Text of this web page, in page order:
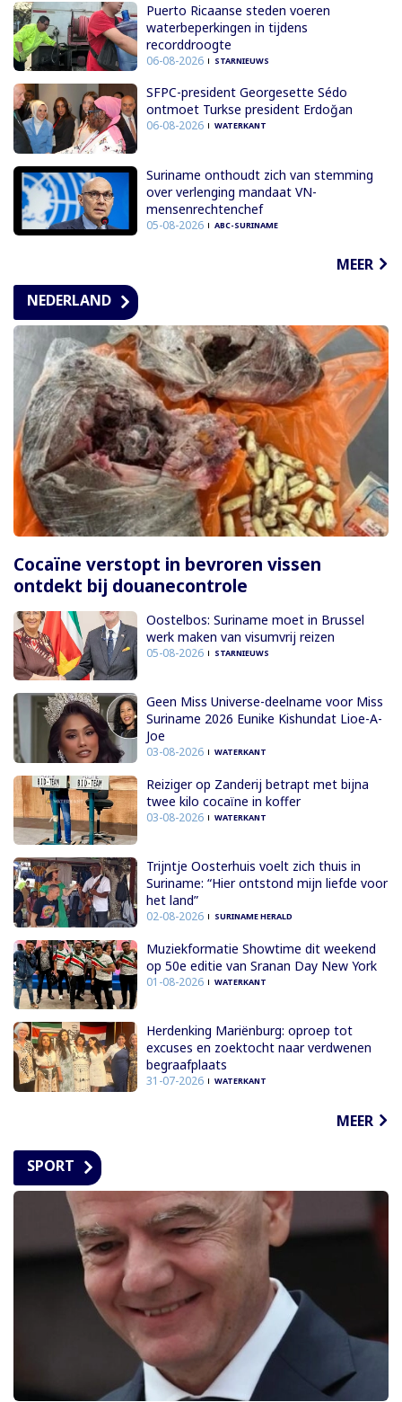
Puerto Ricaanse steden voeren
waterbeperkingen in tijdens
recorddroogte
06-08-2026 STARNIEUWS
SFPC-president Georgesette Sédo
ontmoet Turkse president Erdoğan
06-08-2026 WATERKANT
Suriname onthoudt zich van stemming
over verlenging mandaat VN-
mensenrechtenchef
05-08-2026 ABC-SURINAME
MEER
NEDERLAND
Cocaïne verstopt in bevroren vissen
ontdekt bij douanecontrole
Oostelbos: Suriname moet in Brussel
werk maken van visumvrij reizen
05-08-2026 STARNIEUWS
Geen Miss Universe-deelname voor Miss
Suriname 2026 Eunike Kishundat Lioe-A-
Joe
03-08-2026 WATERKANT
Reiziger op Zanderij betrapt met bijna
twee kilo cocaïne in koffer
03-08-2026 WATERKANT
Trijntje Oosterhuis voelt zich thuis in
Suriname: “Hier ontstond mijn liefde voor
het land”
02-08-2026 SURINAME HERALD
Muziekformatie Showtime dit weekend
op 50e editie van Sranan Day New York
01-08-2026 WATERKANT
Herdenking Mariënburg: oproep tot
excuses en zoektocht naar verdwenen
begraafplaats
31-07-2026 WATERKANT
MEER
SPORT